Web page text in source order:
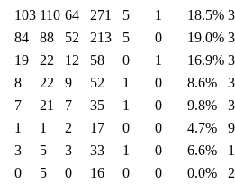
103 110 64 271 5 1 18.5%
84 88 52 213 5 0 19.0%
19 22 12 58 0 1 16.9%
8 22 9 52 1 0 8.6%
7 21 7 35 1 0 9.8%
1 1 2 17 0 0 4.7%
3 5 3 33 1 0 6.6%
0 5 0 16 0 0 0.0%